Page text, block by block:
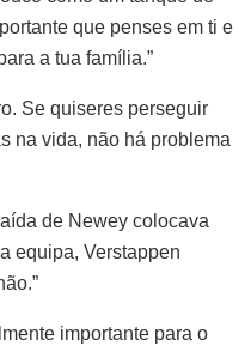
que penses em ti e
a tua família.”
Se quiseres perseguir
na vida, não há problema
de Newey colocava
equipa, Verstappen
importante para o